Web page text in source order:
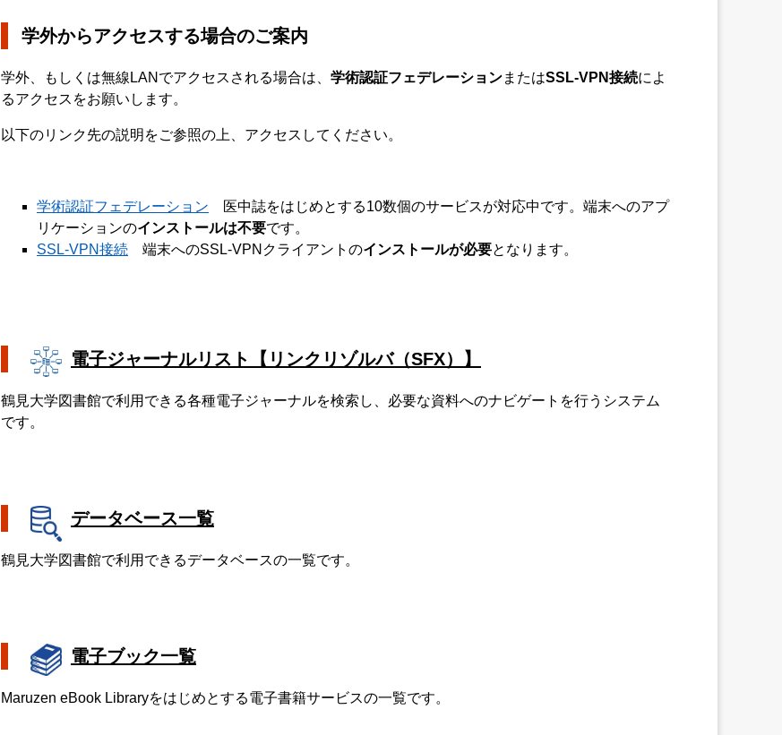
学外からアクセスする場合のご案内
学外、もしくは無線LANでアクセスされる場合は、 学術認証フェデレーションまたはSSL-VPN接続によ
るアクセスをお願いします。
以下のリンク先の説明をご参照の上、アクセスしてください。
学術認証フェデレーション 医中誌をはじめとする10数個のサービスが対応中です。端末へのアプ
リケーションのインストールは不要です。
SSL-VPN接続 端末へのSSL-VPNクライアントのインストールが必要となります。
電子ジャーナルリスト【リンクリゾルバ（SFX）】
鶴見大学図書館で利用できる各種電子ジャーナルを検索し、必要な資料へのナビゲートを行うシステム
です。
データベース一覧
鶴見大学図書館で利用できるデータベースの一覧です。
電子ブック一覧
Maruzen eBook Libraryをはじめとする電子書籍サービスの一覧です。